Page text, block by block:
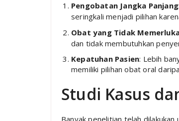
Pengobatan Jangka Panjang
seringkali menjadi pilihan
Obat yang Tidak
dan tidak membutuhkan
Kepatuhan Pasien: Lebih
memiliki pilihan obat oral
Studi Kasus
Banyak penelitian telah